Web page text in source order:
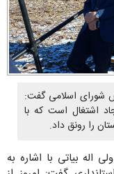
شورای اسلامی گفت:
اشتغال است که با
را رونق داد.
اله بیاتی با اشاره به